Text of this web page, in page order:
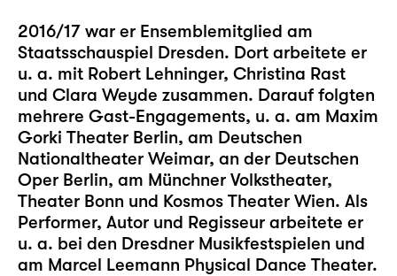
2016/17 war er Ensemblemitglied am
Staatsschauspiel Dresden. Dort arbeitete er
u. a. mit Robert Lehninger, Christina Rast
und Clara Weyde zusammen. Darauf folgten
mehrere Gast-Engagements, u. a. am Maxim
Gorki Theater Berlin, am Deutschen
Nationaltheater Weimar, an der Deutschen
Oper Berlin, am Münchner Volkstheater,
Theater Bonn und Kosmos Theater Wien. Als
Performer, Autor und Regisseur arbeitete er
u. a. bei den Dresdner Musikfestspielen und
am Marcel Leemann Physical Dance Theater.